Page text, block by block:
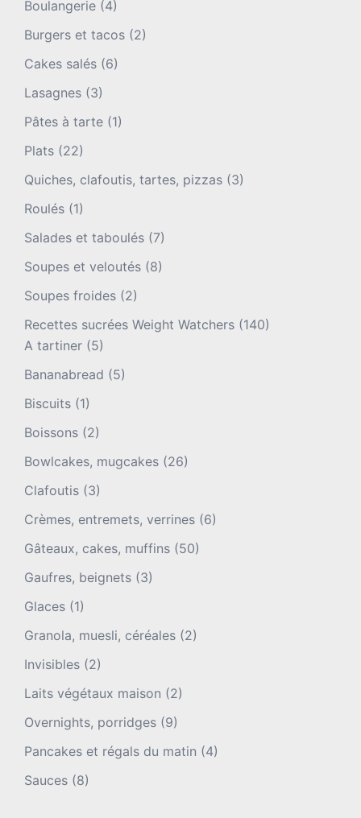
Boulangerie (4)
Burgers et tacos (2)
Cakes salés (6)
Lasagnes (3)
Pâtes à tarte (1)
Plats (22)
Quiches, clafoutis, tartes, pizzas (3)
Roulés (1)
Salades et taboulés (7)
Soupes et veloutés (8)
Soupes froides (2)
Recettes sucrées Weight Watchers (140)
A tartiner (5)
Bananabread (5)
Biscuits (1)
Boissons (2)
Bowlcakes, mugcakes (26)
Clafoutis (3)
Crèmes, entremets, verrines (6)
Gâteaux, cakes, muffins (50)
Gaufres, beignets (3)
Glaces (1)
Granola, muesli, céréales (2)
Invisibles (2)
Laits végétaux maison (2)
Overnights, porridges (9)
Pancakes et régals du matin (4)
Sauces (8)